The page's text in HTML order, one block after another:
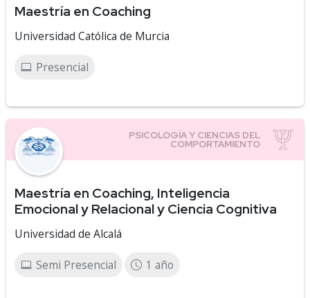
Maestría en Coaching
Universidad Católica de Murcia
Presencial
Maestría en Coaching, Inteligencia
Emocional y Relacional y Ciencia Cognitiva
Universidad de Alcalá
Semi Presencial 1 año